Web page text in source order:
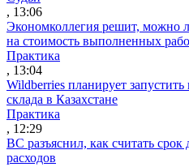
, 13:06
Экономколлегия решит, можно
на стоимость выполненных
Практика
, 13:04
Wildberries планирует
склада в Казахстане
Практика
, 12:29
ВС разъяснил, как считать срок
расходов